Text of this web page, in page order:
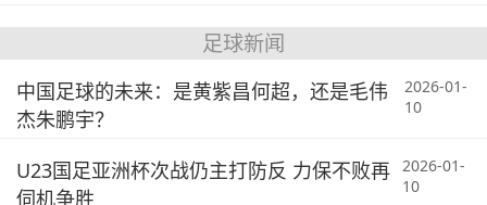
足球新闻
中国足球的未来：是黄紫昌何超，还是毛伟
杰朱鹏宇？
2026-01-
10
U23国足亚洲杯次战仍主打防反 力保不败再
伺机争胜
2026-01-
10